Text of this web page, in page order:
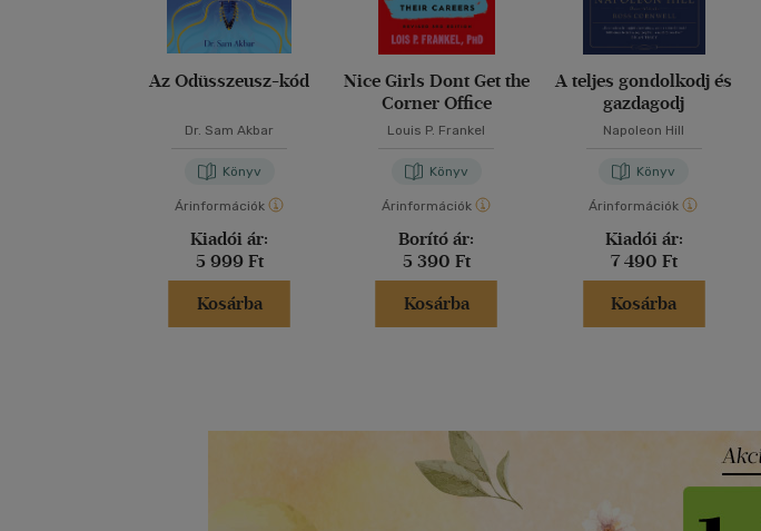
Az Odüsszeusz-kód
Dr. Sam Akbar
Könyv
Árinformációk
Kiadói ár:
5 999 Ft
Kosárba
Nice Girls Dont Get the
Corner Office
Louis P. Frankel
Könyv
Árinformációk
Borító ár:
5 390 Ft
Kosárba
A teljes gondolkodj és
gazdagodj
Napoleon Hill
Könyv
Árinformációk
Kiadói ár:
7 490 Ft
Kosárba